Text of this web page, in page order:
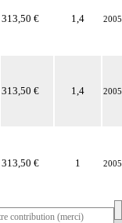
313,50 € 1,4 2005
313,50 € 1,4 2005
313,50 € 1 2005